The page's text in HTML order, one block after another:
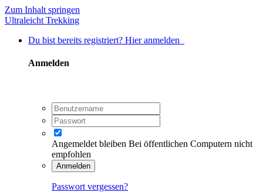
Zum Inhalt springen
Ultraleicht Trekking
Du bist bereits registriert? Hier anmelden
Anmelden
Angemeldet bleiben Bei öffentlichen Computern nicht
empfohlen
Anmelden
Passwort vergessen?